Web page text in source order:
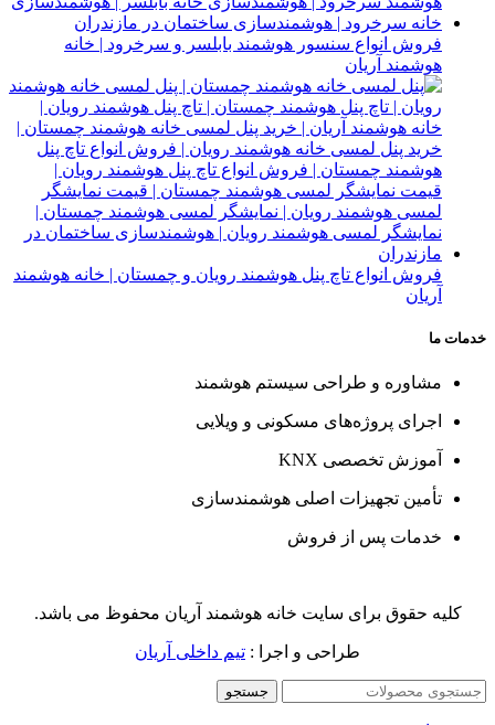
فروش انواع سنسور هوشمند بابلسر و سرخرود | خانه
هوشمند آریان
فروش انواع تاچ پنل هوشمند رویان و چمستان | خانه هوشمند
آریان
خدمات ما
مشاوره و طراحی سیستم هوشمند
اجرای پروژه‌های مسکونی و ویلایی
آموزش تخصصی KNX
تأمین تجهیزات اصلی هوشمندسازی
خدمات پس از فروش
کلیه حقوق برای سایت خانه هوشمند آریان محفوظ می باشد.
طراحی و اجرا : تیم داخلی آریان
جستجو